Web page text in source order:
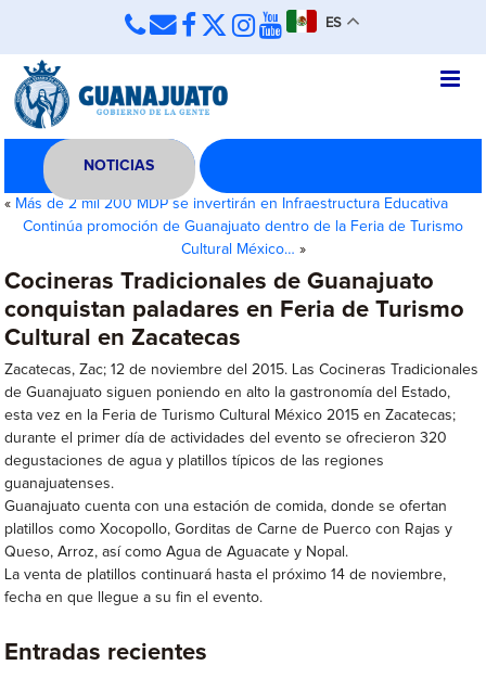
ES
NOTICIAS
« Más de 2 mil 200 MDP se invertirán en Infraestructura Educativa
Continúa promoción de Guanajuato dentro de la Feria de Turismo
Cultural México… »
Cocineras Tradicionales de Guanajuato
conquistan paladares en Feria de Turismo
Cultural en Zacatecas
Zacatecas, Zac; 12 de noviembre del 2015. Las Cocineras Tradicionales
de Guanajuato siguen poniendo en alto la gastronomía del Estado,
esta vez en la Feria de Turismo Cultural México 2015 en Zacatecas;
durante el primer día de actividades del evento se ofrecieron 320
degustaciones de agua y platillos típicos de las regiones
guanajuatenses.
Guanajuato cuenta con una estación de comida, donde se ofertan
platillos como Xocopollo, Gorditas de Carne de Puerco con Rajas y
Queso, Arroz, así como Agua de Aguacate y Nopal.
La venta de platillos continuará hasta el próximo 14 de noviembre,
fecha en que llegue a su fin el evento.
Entradas recientes